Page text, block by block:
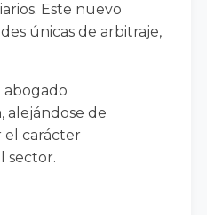
Este nuevo
únicas de arbitraje,
abogado
alejándose de
el carácter
sector.